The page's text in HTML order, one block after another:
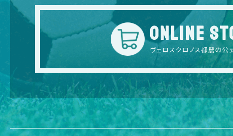
ONLINE
ヴェロスクロノス都農の公